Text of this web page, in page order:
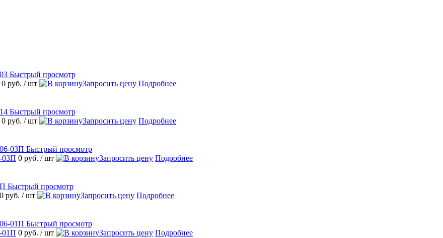
Быстрый просмотр
0 руб. / шт Запросить цену Подробнее
Быстрый просмотр
0 руб. / шт Запросить цену Подробнее
Быстрый просмотр
03П 0 руб. / шт Запросить цену Подробнее
Быстрый просмотр
0 руб. / шт Запросить цену Подробнее
Быстрый просмотр
01П 0 руб. / шт Запросить цену Подробнее